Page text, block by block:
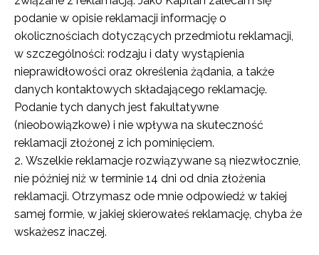
podanie w opisie reklamacji informację o
okolicznościach dotyczących przedmiotu reklamacji,
w szczególności: rodzaju i daty wystąpienia
nieprawidłowości oraz określenia żądania, a także
danych kontaktowych składającego reklamację.
Podanie tych danych jest fakultatywne
(nieobowiązkowe) i nie wpływa na skuteczność
reklamacji złożonej z ich pominięciem.
Wszelkie reklamacje rozwiązywane są niezwłocznie,
nie później niż w terminie 14 dni od dnia złożenia
reklamacji. Otrzymasz ode mnie odpowiedź w takiej
samej formie, w jakiej skierowałeś reklamację, chyba że
wskażesz inaczej.